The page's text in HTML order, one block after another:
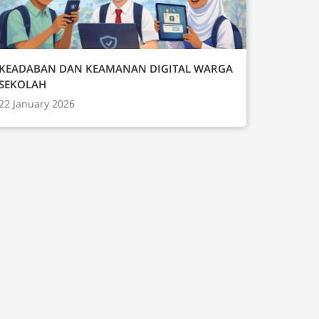
KEADABAN DAN KEAMANAN DIGITAL WARGA
January 2026